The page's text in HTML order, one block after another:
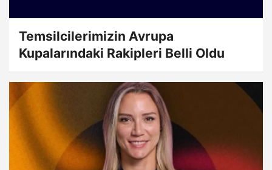
Temsilcilerimizin Avrupa
Kupalarındaki Rakipleri Belli Oldu